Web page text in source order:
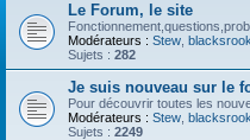
Le Forum, le site
Modérateurs : Stew
Sujets : 282
Je suis nouveau sur le
Pour découvrir toutes les
Modérateurs : Stew
Sujets : 2249